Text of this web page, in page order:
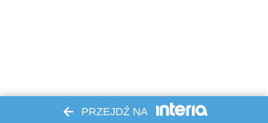
PRZEJDŹ NA